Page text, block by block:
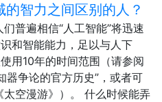
的智力之间区别的人？
普遍相信“人工智能”将迅速
和智能能力，足以与人下
用10年的时间范围（请参阅
器争论的官方历史”，或者可
太空漫游》）。 什么时候能弄